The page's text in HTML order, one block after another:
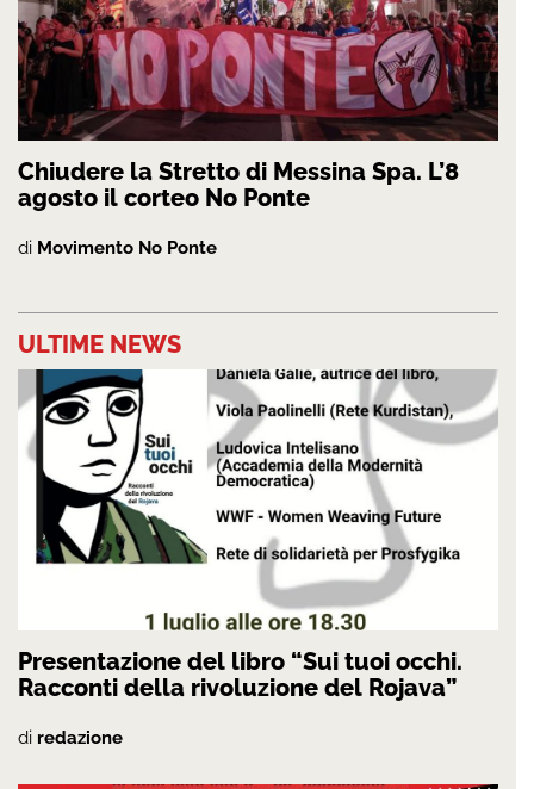
Chiudere la Stretto di Messina Spa. L’8
agosto il corteo No Ponte
di Movimento No Ponte
ULTIME NEWS
Presentazione del libro “Sui tuoi occhi.
Racconti della rivoluzione del Rojava”
di redazione